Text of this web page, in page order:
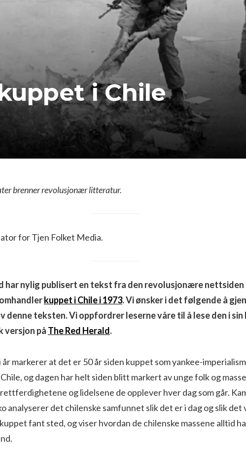
i Chile
brenner revolusjonær litteratur.
for Tjen Folket Media.
har nylig publisert en tekst fra den revolusjonære nettsiden
kuppet i Chile i 1973. Vi ønsker i det følgende å
denne teksten. Vi oppfordrer leserne våre til å lese den i sin
versjon på TheRed Herald.
år markerer at det er 50 år siden kuppet som yankee-
og dagen har helt siden blitt markert av unge folk og
og lidelsene de opplever hver dag som går.
analyserer det chilenske samfunnet slik det er i dag og slik det
fant sted, og viser hvordan de chilenske massene alltid